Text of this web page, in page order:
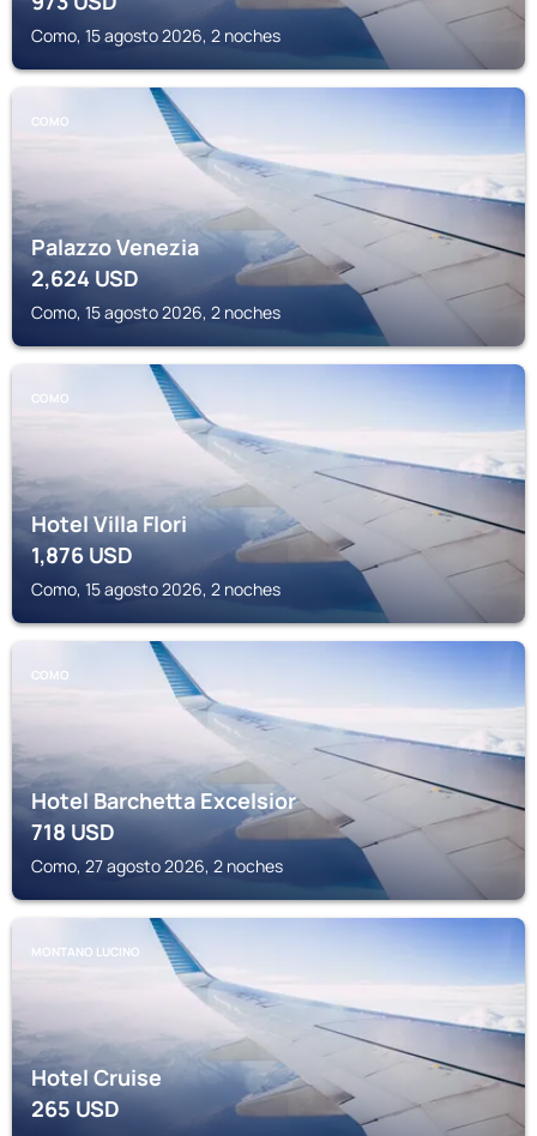
Como, 15 agosto 2026, 2 noches
COMO
Palazzo Venezia
2,624 USD
Como, 15 agosto 2026, 2 noches
COMO
Hotel Villa Flori
1,876USD
Como, 15 agosto 2026, 2 noches
COMO
Hotel Barchetta Excelsior
718USD
Como, 27 agosto 2026, 2 noches
MONTANO LUCINO
Hotel Cruise
265USD